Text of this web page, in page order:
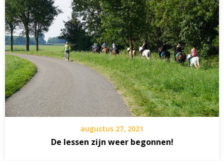
augustus 27, 2021
De lessen zijn weer begonnen!